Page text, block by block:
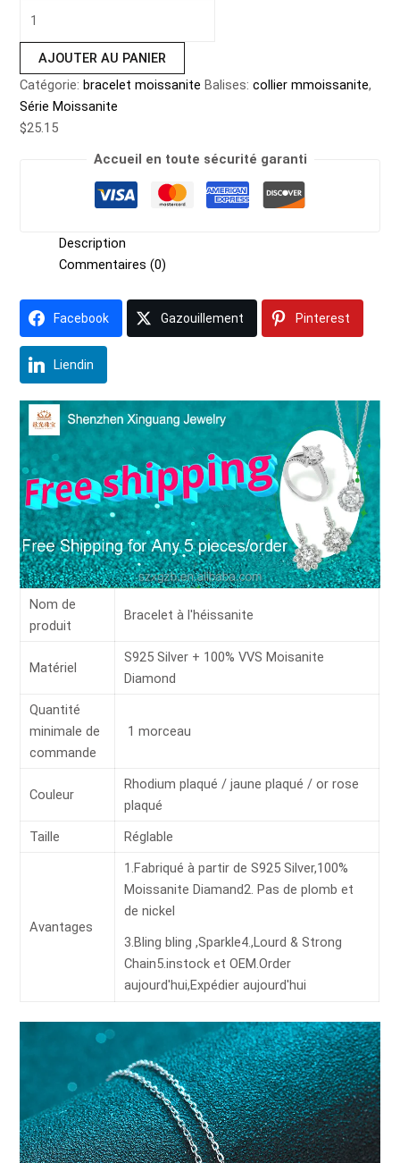
AJOUTER AU PANIER
Catégorie:bracelet moissanite Balises:collier mmoissanite,
Série Moissanite
$25.15
Accueil en toute sécurité garanti
Description
Commentaires (0)
Facebook Gazouillement Pinterest
Liendin
Nom de
produit
Bracelet à l'héissanite
Matériel
S925 Silver + 100% VVS Moisanite
Diamond
Quantité
minimale de
commande
1 morceau
Couleur
Rhodium plaqué / jaune plaqué / or rose
plaqué
Taille
Réglable
Avantages
1.Fabriqué à partir de S925 Silver,100%
Moissanite Diamand2. Pas de plomb et
de nickel
3.Bling bling ,Sparkle4.,Lourd & Strong
Chain5.instock et OEM.Order
aujourd'hui,Expédier aujourd'hui